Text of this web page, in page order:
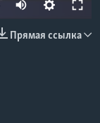
Прямая ссылка